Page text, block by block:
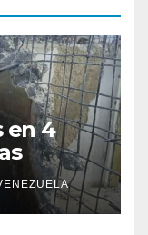
en 4